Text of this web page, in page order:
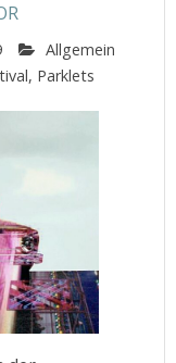
Allgemein
, Parklets